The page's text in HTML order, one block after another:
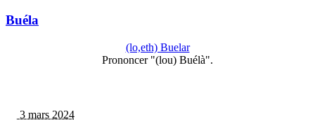
Buéla
(lo,eth) Buelar
Prononcer "(lou) Buélà".
3 mars 2024